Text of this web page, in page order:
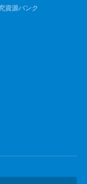
資源バンク